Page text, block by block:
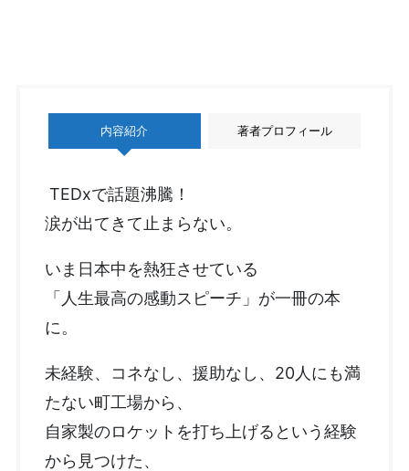
内容紹介 著者プロフィール
TEDxで話題沸騰！
涙が出てきて止まらない。
いま日本中を熱狂させている
「人生最高の感動スピーチ」が一冊の本
に。
未経験、コネなし、援助なし、20人にも満
たない町工場から、
自家製のロケットを打ち上げるという経験
から見つけた、